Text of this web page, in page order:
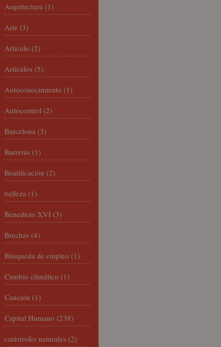
Arquitectura (1)
Arte (3)
Artículo (2)
Artículos (5)
Autoconocimiento (1)
Autocontrol (2)
Barcelona (3)
Barreras (1)
Beatificación (2)
belleza (1)
Benedicto XVI (3)
Brechas (4)
Búsqueda de empleo (1)
Cambio climático (1)
Canción (1)
Capital Humano (238)
catástrofes naturales (2)